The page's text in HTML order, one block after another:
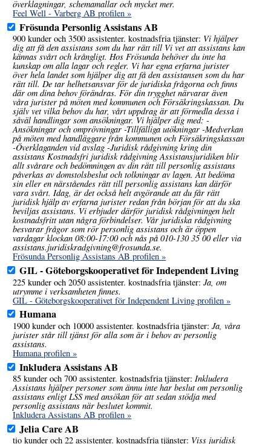
överklagningar, schemamallar och mycket mer.
Feel Well - Varberg AB profilen »
Frösunda Personlig Assistans AB
900 kunder och 3500 assistenter. kostnadsfria tjänster: Vi hjälper
dig att få den assistans som du har rätt till Vi vet att assistans kan
kännas svårt och krångligt. Hos Frösunda behöver du inte ha
kunskap om alla lagar och regler. Vi har egna erfarna jurister
över hela landet som hjälper dig att få den assistansen som du har
rätt till. De tar helhetsansvar för de juridiska frågorna och finns
där om dina behov förändras. För din trygghet närvarar även
våra jurister på möten med kommunen och Försäkringskassan. Du
själv vet vilka behov du har, vårt uppdrag är att förmedla dessa i
såväl handlingar som ansökningar. Vi hjälper dig med: -
Ansökningar och omprövningar -Tillfälliga utökningar -Medverkan
på möten med handläggare från kommunen och Försäkringskassan
-Överklaganden vid avslag -Juridisk rådgivning kring din
assistans Kostnadsfri juridisk rådgivning Assistansjuridiken blir
allt svårare och bedömningen av din rätt till personlig assistans
påverkas av domstolsbeslut och tolkningar av lagen. Att bedöma
sin eller en närståendes rätt till personlig assistans kan därför
vara svårt. Idag, är det också helt avgörande att du får rätt
juridisk hjälp av erfarna jurister redan från början för att du ska
beviljas assistans. Vi erbjuder därför juridisk rådgivningen helt
kostnadsfritt utan några förbindelser. Vår juridiska rådgivning
besvarar frågor som rör personlig assistans och är öppen
vardagar klockan 08:00-17:00 och nås på 010-130 35 00 eller via
assistans.juridiskradgivning@frosunda.se.
Frösunda Personlig Assistans AB profilen »
GIL - Göteborgskooperativet för Independent Living
225 kunder och 2050 assistenter. kostnadsfria tjänster:Ja, om
utrymme i verksamheten finnes.
GIL - Göteborgskooperativet för Independent Living profilen »
Humana
1900 kunder och 10000 assistenter. kostnadsfria tjänster:Ja, våra
jurister står till tjänst för alla som är i behov av personlig
assistans.
Humana profilen »
Inkludera Assistans AB
85 kunder och 700 assistenter. kostnadsfria tjänster:Inkludera
Assistans hjälper personer som ännu inte har beslut om personlig
assistans enligt LSS med ansökan för att sedan stödja med
personlig assistans när beslutet kommit.
Inkludera Assistans AB profilen »
Jelia Care AB
tio kunder och 22 assistenter. kostnadsfria tjänster: Viss juridisk